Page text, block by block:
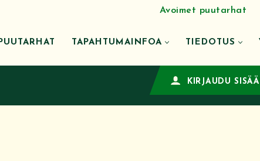
Avoimet puutarhat
PUUTARHAT TAPAHTUMAINFOA TIEDOTUS
KIRJAUDU